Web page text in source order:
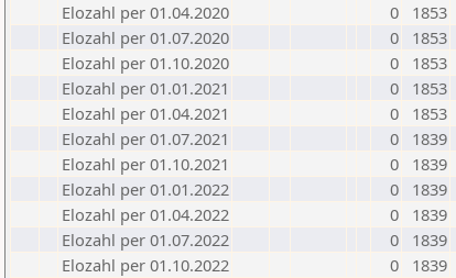
Elozahl per 01.04.2020
0
1853
Elozahl per 01.07.2020
0
1853
Elozahl per 01.10.2020
0
1853
Elozahl per 01.01.2021
0
1853
Elozahl per 01.04.2021
0
1853
Elozahl per 01.07.2021
0
1839
Elozahl per 01.10.2021
0
1839
Elozahl per 01.01.2022
0
1839
Elozahl per 01.04.2022
0
1839
Elozahl per 01.07.2022
0
1839
Elozahl per 01.10.2022
0
1839